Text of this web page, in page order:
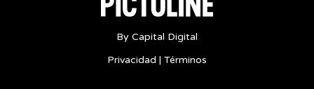
By Capital Digital
Privacidad | Términos